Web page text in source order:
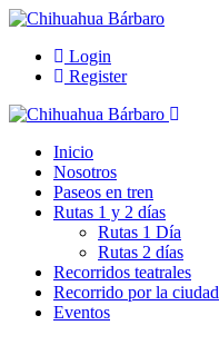
Login
Register
Inicio
Nosotros
Paseos en tren
Rutas 1 y 2 días
Rutas 1 Día
Rutas 2 días
Recorridos teatrales
Recorrido por la ciudad
Eventos